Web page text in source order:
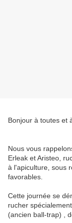
Bonjour à toutes et
Nous vous
Erleak et Aristeo,
à l'apiculture, sous
favorables.
Cette journée se
rucher
(ancien ball-trap) ,